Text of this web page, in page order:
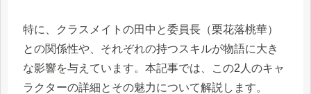
特に、クラスメイトの田中と委員長（栗花落桃華）
との関係性や、それぞれの持つスキルが物語に大き
な影響を与えています。本記事では、この2人のキャ
ラクターの詳細とその魅力について解説します。